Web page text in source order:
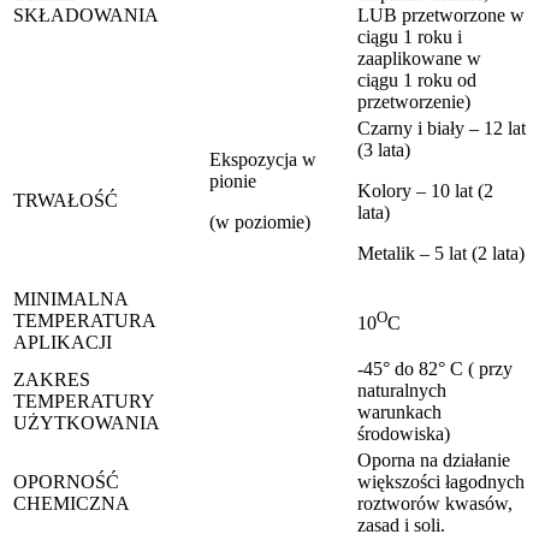
SKŁADOWANIA
LUB przetworzone w
ciągu 1 roku i
zaaplikowane w
ciągu 1 roku od
przetworzenie)
TRWAŁOŚĆ
Ekspozycja w
pionie
(w poziomie)
Czarny i biały – 12 lat
(3 lata)
Kolory – 10 lat (2
lata)
Metalik – 5 lat (2 lata)
MINIMALNA
TEMPERATURA
APLIKACJI
10OC
ZAKRES
TEMPERATURY
UŻYTKOWANIA
-45° do 82° C ( przy
naturalnych
warunkach
środowiska)
OPORNOŚĆ
CHEMICZNA
Oporna na działanie
większości łagodnych
roztworów kwasów,
zasad i soli.